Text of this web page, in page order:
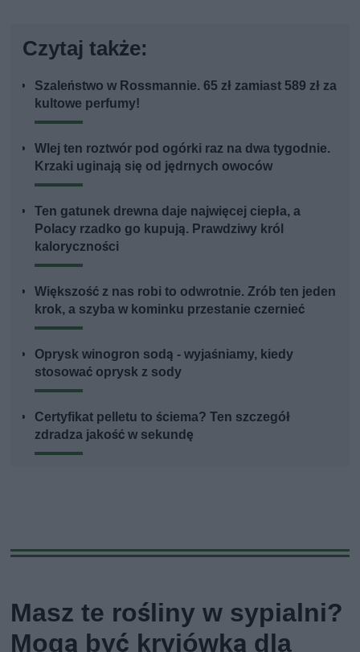
Czytaj także:
Szaleństwo w Rossmannie. 65 zł zamiast 589 zł za
kultowe perfumy!
Wlej ten roztwór pod ogórki raz na dwa tygodnie.
Krzaki uginają się od jędrnych owoców
Ten gatunek drewna daje najwięcej ciepła, a
Polacy rzadko go kupują. Prawdziwy król
kaloryczności
Większość z nas robi to odwrotnie. Zrób ten jeden
krok, a szyba w kominku przestanie czernieć
Oprysk winogron sodą - wyjaśniamy, kiedy
stosować oprysk z sody
Certyfikat pelletu to ściema? Ten szczegół
zdradza jakość w sekundę
Masz te rośliny w sypialni?
Mogą być kryjówką dla